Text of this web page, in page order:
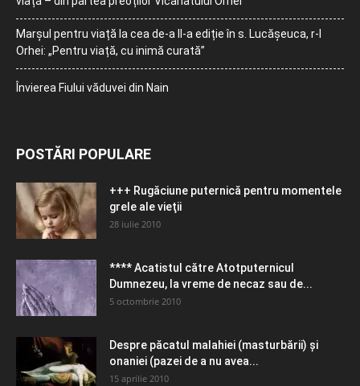
Marșul pentru viață la cea de-a II-a ediție în s. Lucășeuca, r-l
Orhei: „Pentru viață, cu inimă curată”
Învierea Fiului văduvei din Nain
POSTĂRI POPULARE
+++ Rugăciune puternică pentru momentele
grele ale vieţii
28 iulie 2010
**** Acatistul către Atotputernicul
Dumnezeu, la vreme de necaz sau de...
5 octombrie 2010
Despre păcatul malahiei (masturbării) şi
onaniei (pazei de a nu avea...
15 aprilie 2010